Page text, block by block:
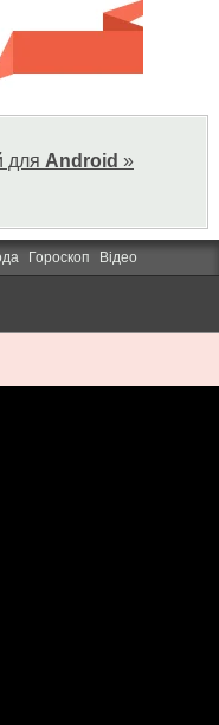
для Android »
Гороскоп Відео